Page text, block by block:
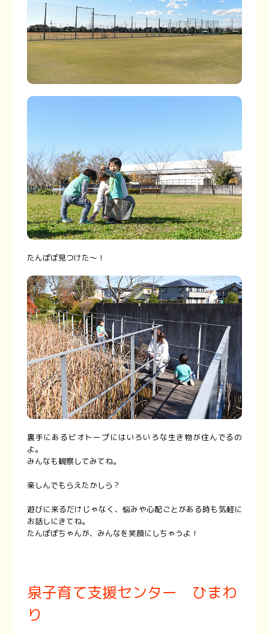
たんぽぽ見つけた〜！
裏手にあるビオトープにはいろいろな生き物が住んでるの
よ。
みんなも観察してみてね。
楽しんでもらえたかしら？
遊びに来るだけじゃなく、悩みや心配ごとがある時も気軽に
お話しにきてね。
たんぽぽちゃんが、みんなを笑顔にしちゃうよ！
泉子育て支援センター ひまわ
り